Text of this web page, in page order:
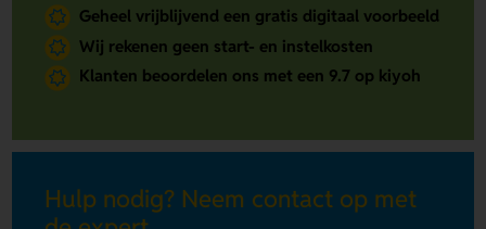
Geheel vrijblijvend een gratis digitaal voorbeeld
Wij rekenen geen start- en instelkosten
Klanten beoordelen ons met een 9.7 op kiyoh
Hulp nodig? Neem contact op met